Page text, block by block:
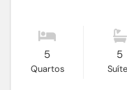
5
Quartos
5